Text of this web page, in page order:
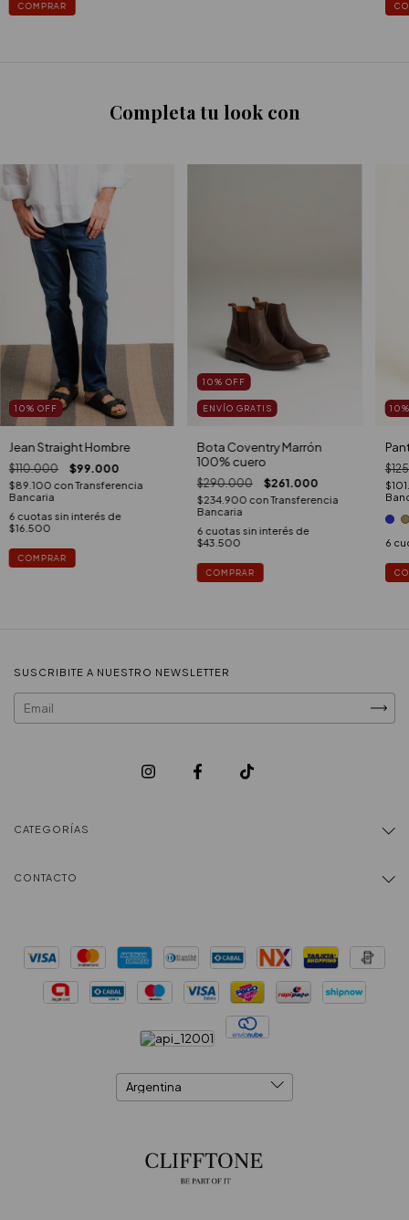
COMPRAR
Completa tu look con
10% OFF
Jean Straight Hombre
$110.000 $99.000
$89.100 con Transferencia
Bancaria
6 cuotas sin interés de
$16.500
COMPRAR
10% OFF
ENVÍO GRATIS
Bota Coventry Marrón
100% cuero
$290.000 $261.000
$234.900 con Transferencia
Bancaria
6 cuotas sin interés de
$43.500
COMPRAR
10
6
SUSCRIBITE A NUESTRO NEWSLETTER
CATEGORÍAS
CONTACTO